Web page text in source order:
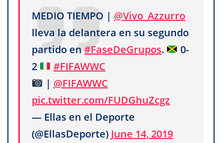
MEDIO TIEMPO | @Vivo_Azzurro
lleva la delantera en su segundo
partido en #FaseDeGrupos.
0-
2
#FIFAWWC
| @FIFAWWC
pic.twitter.com/FUDGhuZcgz
— Ellas en el Deporte
(@EllasDeporte) June 14, 2019